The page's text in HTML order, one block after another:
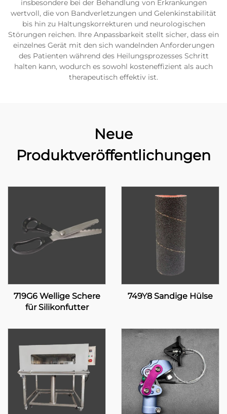
insbesondere bei der Behandlung von Erkrankungen
wertvoll, die von Bandverletzungen und Gelenkinstabilität
bis hin zu Haltungskorrekturen und neurologischen
Störungen reichen. Ihre Anpassbarkeit stellt sicher, dass ein
einzelnes Gerät mit den sich wandelnden Anforderungen
des Patienten während des Heilungsprozesses Schritt
halten kann, wodurch es sowohl kosteneffizient als auch
therapeutisch effektiv ist.
Neue
Produktveröffentlichungen
719G6 Wellige Schere
für Silikonfutter
749Y8 Sandige Hülse